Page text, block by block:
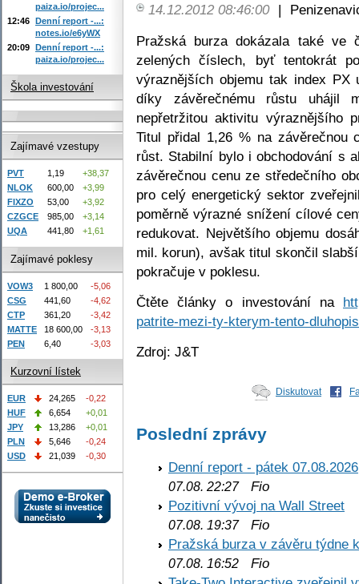
14.12.2012 08:46:00 |
Pražská burza dokázala také ve
zelených číslech, byť tentokrát
výraznějších objemu tak index PX
díky závěrečnému růstu uhájil
nepřetržitou aktivitu výraznějšího
Titul přidal 1,26 % na závěrečnou
růst. Stabilní bylo i obchodování s
závěrečnou cenu ze středečního
pro celý energetický sektor
poměrně výrazné snížení cílové
redukovat. Největšího objemu
mil. korun), avšak titul skončil
pokračuje v poklesu.
Čtěte články o investování na
patrite-mezi-ty-kterym-tento-
Zdroj: J&T
Diskutovat
Poslední zprávy
Denní report - pátek 07.08.2026
07.08. 22:27Fio
Pozitivní vývoj na Wall Street
07.08. 19:37Fio
Pražská burza v závěru týdne
07.08. 16:52 Fio
paiza.io/projec...
12:46 Denní report -...:
notes.io/e6yWX
20:09 Denní report -...:
paiza.io/projec...
Škola investování
Zajímavé vzestupy
PVT 1,19
+38,37
NLOK
600,00
+3,99
FIXZO
53,00
+3,92
CZGCE
985,00
+3,14
UQA
441,80 +1,61
Zajímavé poklesy
VOW3 1 800,00
-5,06
CSG
441,60
-4,62
CTP
361,20
-3,42
MATTE
18 600,00
-3,13
PEN
6,40 -3,03
Kurzovní lístek
EUR 24,265
-0,22
HUF
6,654
+0,01
JPY
13,286
+0,01
PLN
5,646
-0,24
USD
21,039 -0,30